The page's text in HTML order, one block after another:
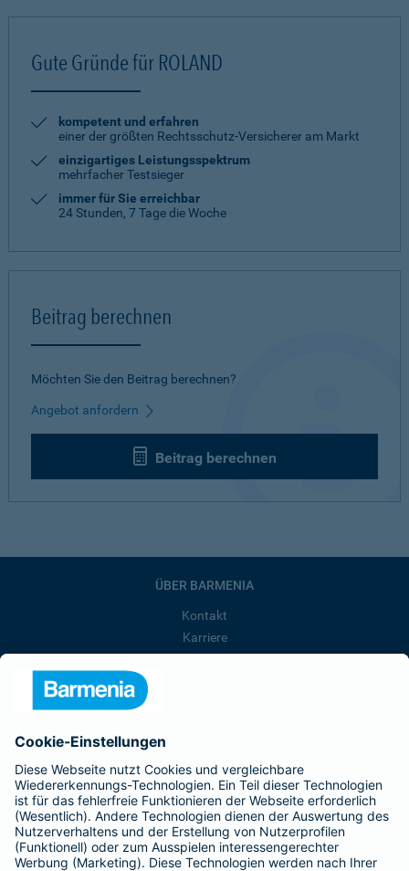
Gute Gründe für ROLAND
kompetent und erfahren
einer der größten Rechtsschutz-Versicherer am Markt
einzigartiges Leistungsspektrum
mehrfacher Testsieger
immer für Sie erreichbar
24 Stunden, 7 Tage die Woche
Beitrag berechnen
Möchten Sie den Beitrag berechnen?
Angebot anfordern
Beitrag berechnen
ÜBER BARMENIA
Kontakt
Karriere
Barmenia ist Teil der BarmeniaGothaer
BELIEBTE SEITEN
Kranken-Zusatzversicherung
Tierversicherungen
Haftpflichtversicherung